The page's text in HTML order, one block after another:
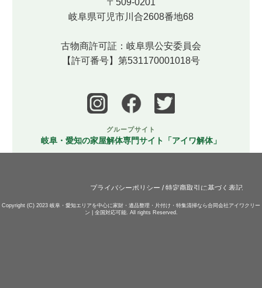
岐阜県可児市川合2608番地68
古物商許可証：岐阜県公安委員会
【許可番号】第531170001018号
グループサイト
岐阜・愛知の家屋解体専門サイト「アイワ解体」
プライバシーポリシー /特定商取引に基づく表記
Copyright (C) 2023 岐阜・愛知エリアを中心に家財・遺品整理・片付け・特集清掃なら合同会社アイワクリー
ン | 全国対応可能. All rights Reserved.